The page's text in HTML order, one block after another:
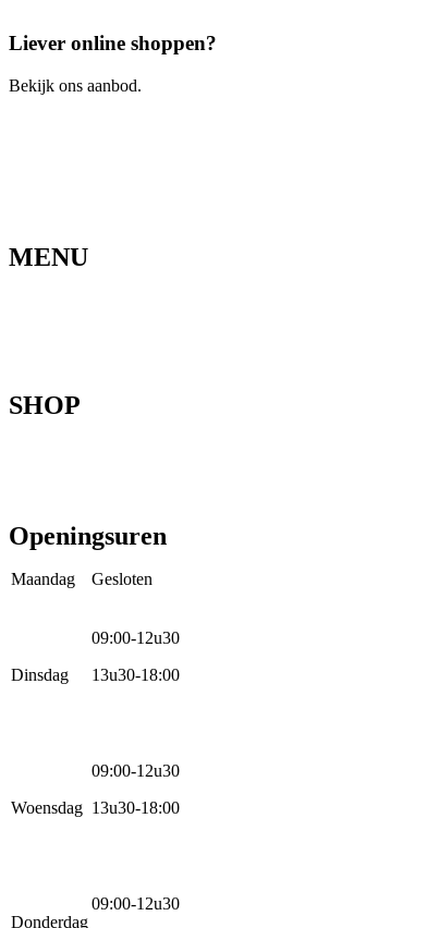
Liever online shoppen?
Bekijk ons aanbod.
MENU
SHOP
Openingsuren
Maandag Gesloten
Dinsdag
09:00-12u30
13u30-18:00
Woensdag
09:00-12u30
13u30-18:00
Donderdag
09:00-12u30